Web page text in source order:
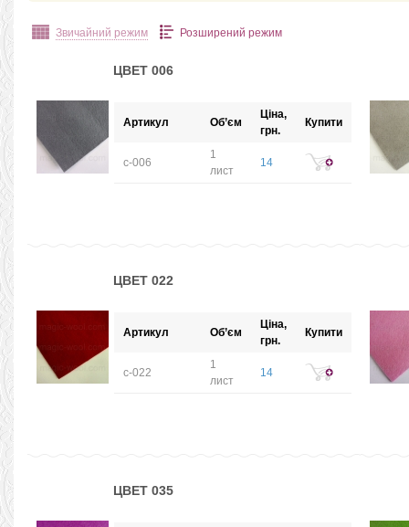
Звичайний режим Розширений режим
ЦВЕТ 006
Артикул Об’єм
Ціна,
грн.
Купити
с-006
1
лист
14
ЦВЕТ 022
Артикул Об’єм
Ціна,
грн.
Купити
с-022
1
лист
14
ЦВЕТ 035